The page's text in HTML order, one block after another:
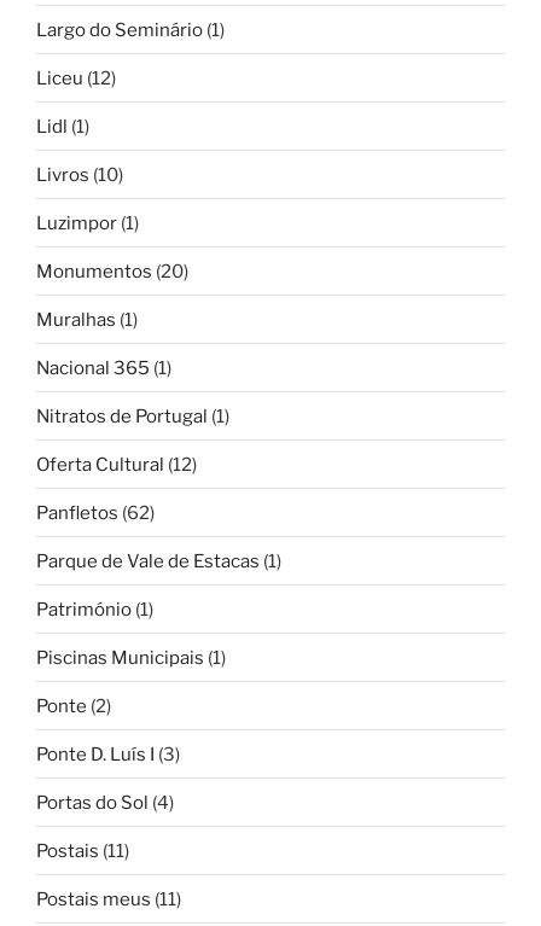
Largo do Seminário (1)
Liceu (12)
Lidl (1)
Livros (10)
Luzimpor (1)
Monumentos (20)
Muralhas (1)
Nacional 365 (1)
Nitratos de Portugal (1)
Oferta Cultural (12)
Panfletos (62)
Parque de Vale de Estacas (1)
Património (1)
Piscinas Municipais (1)
Ponte (2)
Ponte D. Luís I (3)
Portas do Sol (4)
Postais (11)
Postais meus (11)